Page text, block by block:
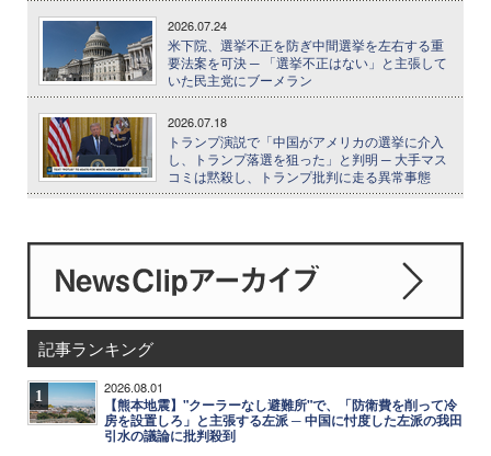
2026.07.24
米下院、選挙不正を防ぎ中間選挙を左右する重
要法案を可決 ─ 「選挙不正はない」と主張して
いた民主党にブーメラン
2026.07.18
トランプ演説で「中国がアメリカの選挙に介入
し、トランプ落選を狙った」と判明 ─ 大手マス
コミは黙殺し、トランプ批判に走る異常事態
記事ランキング
1 2026.08.01
【熊本地震】"クーラーなし避難所"で、「防衛費を削って冷
房を設置しろ」と主張する左派 ─ 中国に忖度した左派の我田
引水の議論に批判殺到